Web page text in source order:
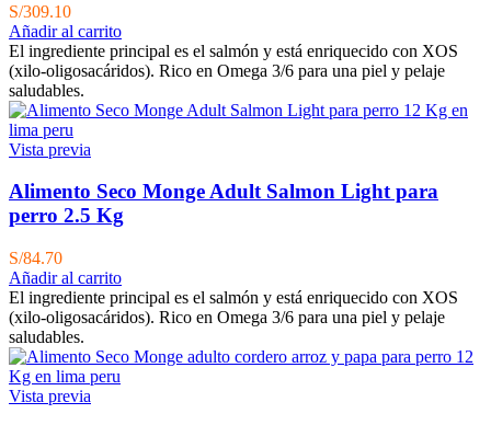
S/309.10
Añadir al carrito
El ingrediente principal es el salmón y está enriquecido con XOS
(xilo-oligosacáridos). Rico en Omega 3/6 para una piel y pelaje
saludables.
Vista previa
Alimento Seco Monge Adult Salmon Light para
perro 2.5 Kg
S/84.70
Añadir al carrito
El ingrediente principal es el salmón y está enriquecido con XOS
(xilo-oligosacáridos). Rico en Omega 3/6 para una piel y pelaje
saludables.
Vista previa